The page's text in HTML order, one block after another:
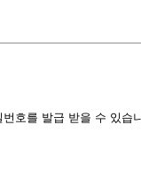
호를 발급 받을 수 있습